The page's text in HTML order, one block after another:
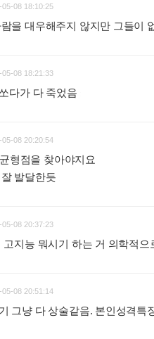
05-08 18:10:25
을 대우해주지 않지만 그들이
05-08 18:21:33
다가 다 죽었음
05-08 20:20:54
형점을 찾아야지요
발달한듯
05-08 20:37:23
고지능 뭐시기 하는 거 의학적
05-08 20:51:14
그냥 다 상술같음. 본인성격